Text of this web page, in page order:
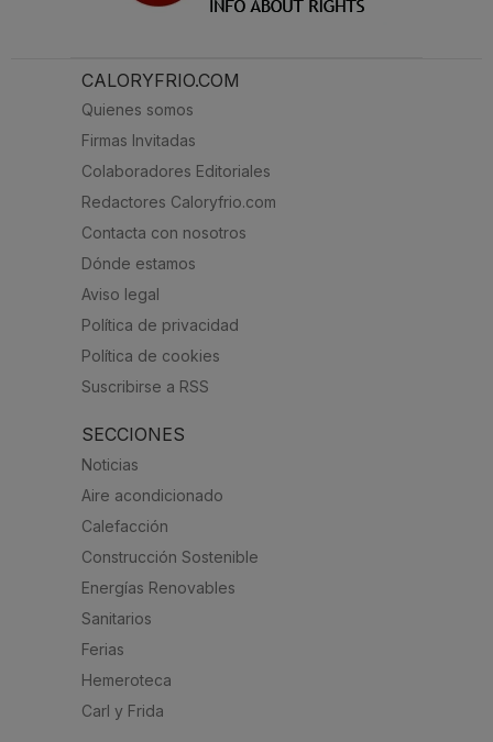
CALORYFRIO.COM
Quienes somos
Firmas Invitadas
Colaboradores Editoriales
Redactores Caloryfrio.com
Contacta con nosotros
Dónde estamos
Aviso legal
Política de privacidad
Política de cookies
Suscribirse a RSS
SECCIONES
Noticias
Aire acondicionado
Calefacción
Construcción Sostenible
Energías Renovables
Sanitarios
Ferias
Hemeroteca
Carl y Frida